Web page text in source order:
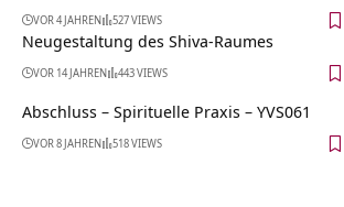
VOR 4 JAHREN 527 VIEWS
Neugestaltung des Shiva-Raumes
VOR 14 JAHREN 443 VIEWS
Abschluss – Spirituelle Praxis – YVS061
VOR 8 JAHREN 518 VIEWS